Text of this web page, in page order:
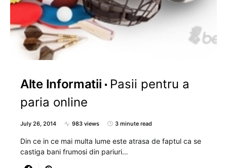
Alte Informatii
Pasii pentru a
paria online
July 26, 2014 983 views 3 minute read
Din ce in ce mai multa lume este atrasa de faptul ca se
castiga bani frumosi din pariuri…